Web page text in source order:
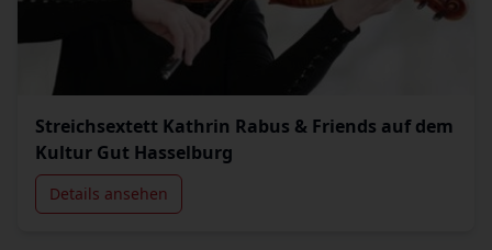
Streichsextett Kathrin Rabus & Friends auf dem
Kultur Gut Hasselburg
Details ansehen